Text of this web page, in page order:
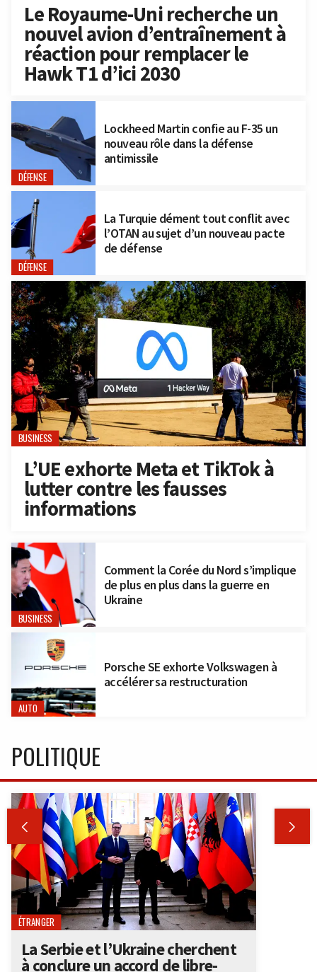
Le Royaume-Uni recherche un
nouvel avion d’entraînement à
réaction pour remplacer le
Hawk T1 d’ici 2030
DÉFENSE
Lockheed Martin confie au F-35 un
nouveau rôle dans la défense
antimissile
DÉFENSE
La Turquie dément tout conflit avec
l’OTAN au sujet d’un nouveau pacte
de défense
BUSINESS
L’UE exhorte Meta et TikTok à
lutter contre les fausses
informations
BUSINESS
Comment la Corée du Nord s’implique
de plus en plus dans la guerre en
Ukraine
AUTO
Porsche SE exhorte Volkswagen à
accélérer sa restructuration
POLITIQUE
 
ÉTRANGER
La Serbie et l’Ukraine cherchent
à conclure un accord de libre-